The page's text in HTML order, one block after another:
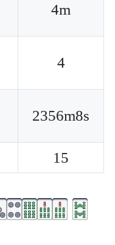
4m
4
2356m8s
15